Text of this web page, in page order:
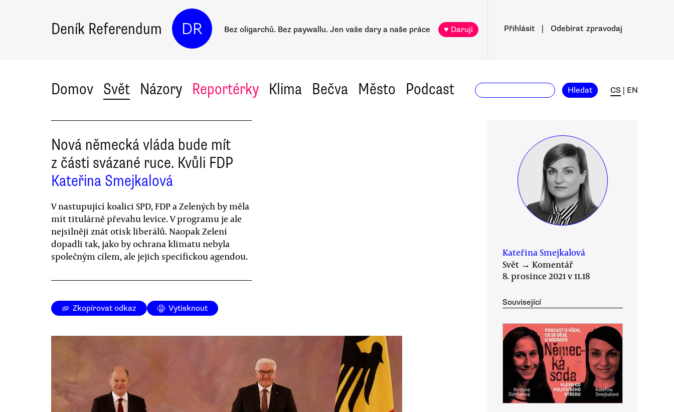
Deník Referendum DR Bez oligarchů. Bez paywallu. Jen vaše dary a naše práce ♥ Daruji Přihlásit Odebírat zpravodaj
Domov Svět Názory Reportérky Klima Bečva Město Podcast Hledat CS EN
Nová německá vláda bude mít
z části svázané ruce. Kvůli FDP
Kateřina Smejkalová
V nastupující koalici SPD, FDP a Zelených by měla
mít titulárně převahu levice. V programu je ale
nejsilněji znát otisk liberálů. Naopak Zelení
dopadli tak, jako by ochrana klimatu nebyla
společným cílem, ale jejich specifickou agendou.
Zkopírovat odkaz Vytisknout
Kateřina Smejkalová
Svět → Komentář
8. prosince 2021 v 11.18
Související